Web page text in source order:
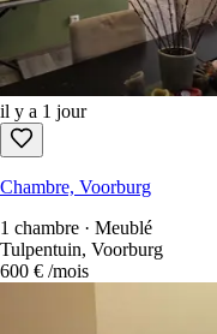
il y a 1 jour
Chambre, Voorburg
1 chambre · Meublé
Tulpentuin, Voorburg
600 € /mois